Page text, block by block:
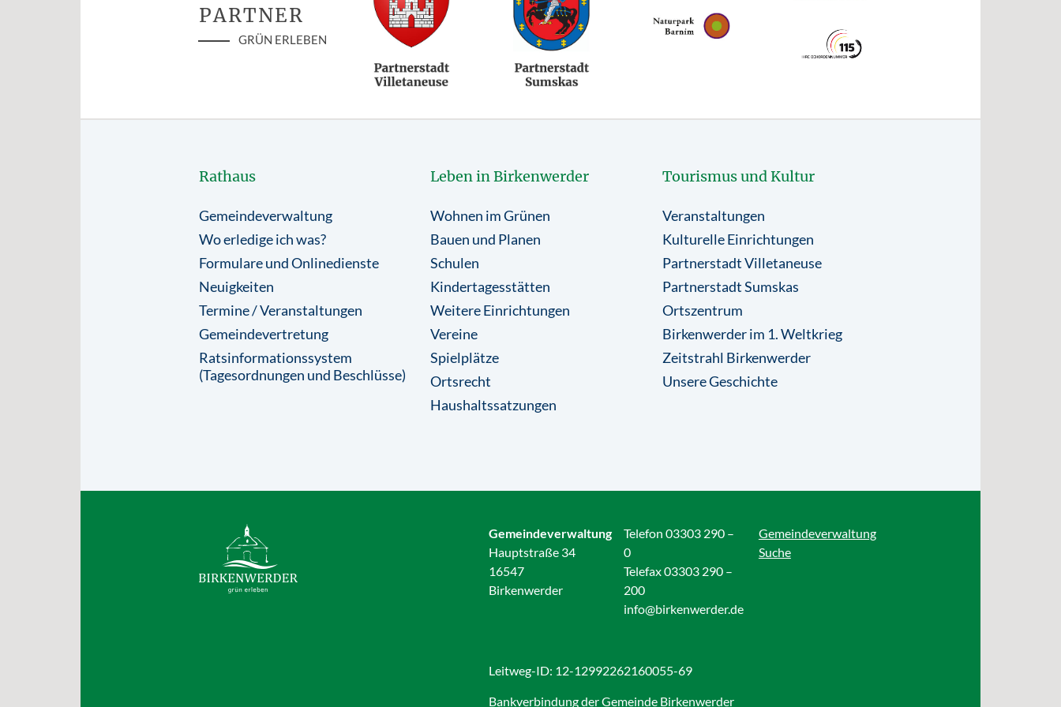
PARTNER
GRÜN ERLEBEN
Rathaus
Gemeindeverwaltung
Wo erledige ich was?
Formulare und Onlinedienste
Neuigkeiten
Termine / Veranstaltungen
Gemeindevertretung
Ratsinformationssystem
(Tagesordnungen und Beschlüsse)
Leben in Birkenwerder
Wohnen im Grünen
Bauen und Planen
Schulen
Kindertagesstätten
Weitere Einrichtungen
Vereine
Spielplätze
Ortsrecht
Haushaltssatzungen
Tourismus und Kultur
Veranstaltungen
Kulturelle Einrichtungen
Partnerstadt Villetaneuse
Partnerstadt Sumskas
Ortszentrum
Birkenwerder im 1. Weltkrieg
Zeitstrahl Birkenwerder
Unsere Geschichte
Gemeindeverwaltung
Hauptstraße 34
16547
Birkenwerder
Telefon 03303 290 –
0
Telefax 03303 290 –
200
info@birkenwerder.de
Gemeindeverwaltung
Suche
Leitweg-ID: 12-12992262160055-69
Bankverbindung der Gemeinde Birkenwerder